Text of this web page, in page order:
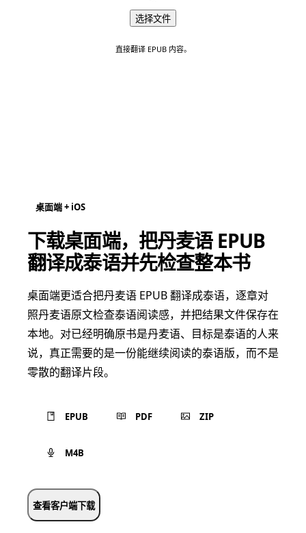
选择文件
直接翻译 EPUB 内容。
桌面端 + iOS
下载桌面端，把丹麦语 EPUB
翻译成泰语并先检查整本书
桌面端更适合把丹麦语 EPUB 翻译成泰语，逐章对
照丹麦语原文检查泰语阅读感，并把结果文件保存在
本地。对已经明确原书是丹麦语、目标是泰语的人来
说，真正需要的是一份能继续阅读的泰语版，而不是
零散的翻译片段。
EPUB PDF ZIP
M4B
查看客户端下载